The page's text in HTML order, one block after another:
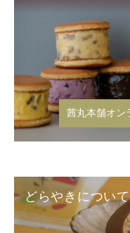
茜丸本舗オン
どらやきについて